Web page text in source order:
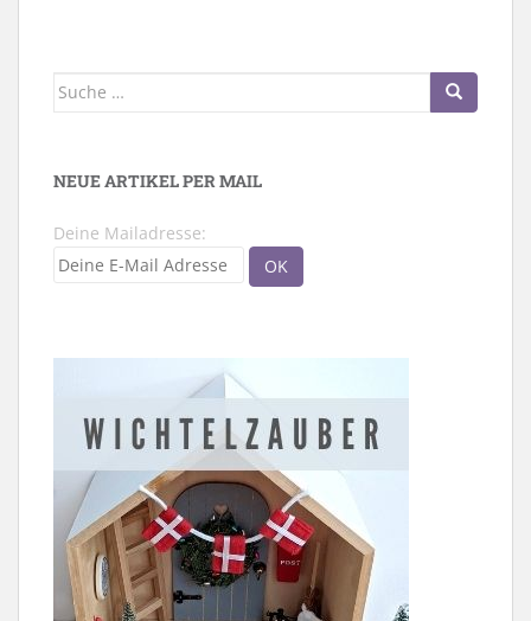
Suche
NEUE ARTIKEL PER MAIL
Deine Mailadresse: